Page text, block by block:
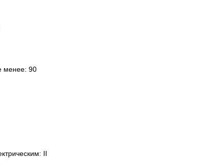
менее: 90
II